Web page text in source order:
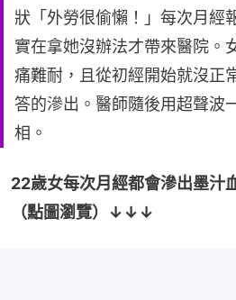
狀「外勞很偷懶！」每次月經
實在拿她沒辦法才帶來醫院。
痛難耐，且從初經開始就沒正
答的滲出。醫師隨後用超聲波
相。
22歲女每次月經都會滲出墨汁
（點圖瀏覽）↓↓↓